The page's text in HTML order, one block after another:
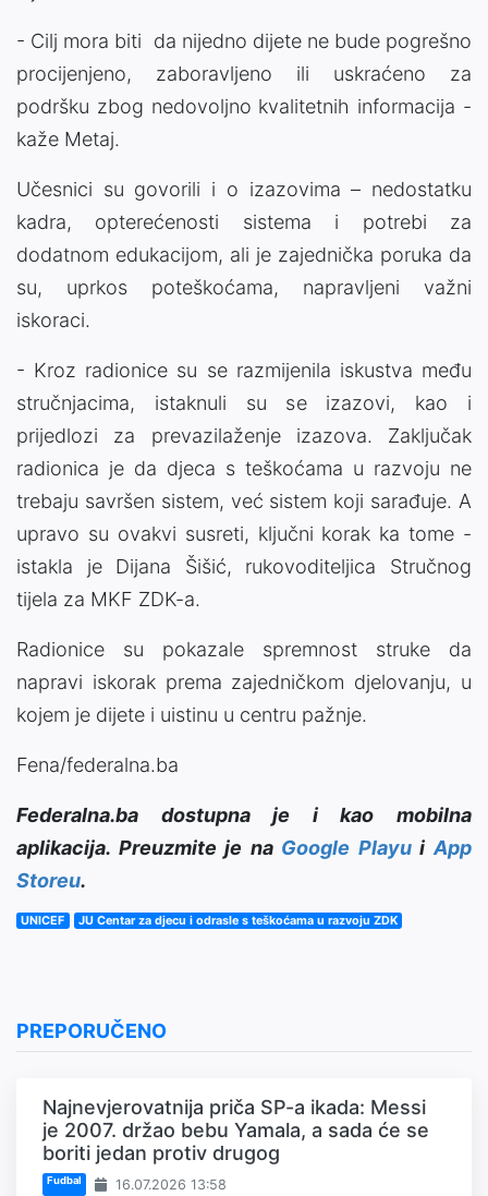
- Cilj mora biti da nijedno dijete ne bude pogrešno
procijenjeno, zaboravljeno ili uskraćeno za
podršku zbog nedovoljno kvalitetnih informacija -
kaže Metaj.
Učesnici su govorili i o izazovima – nedostatku
kadra, opterećenosti sistema i potrebi za
dodatnom edukacijom, ali je zajednička poruka da
su, uprkos poteškoćama, napravljeni važni
iskoraci.
- Kroz radionice su se razmijenila iskustva među
stručnjacima, istaknuli su se izazovi, kao i
prijedlozi za prevazilaženje izazova. Zaključak
radionica je da djeca s teškoćama u razvoju ne
trebaju savršen sistem, već sistem koji sarađuje. A
upravo su ovakvi susreti, ključni korak ka tome -
istakla je Dijana Šišić, rukovoditeljica Stručnog
tijela za MKF ZDK-a.
Radionice su pokazale spremnost struke da
napravi iskorak prema zajedničkom djelovanju, u
kojem je dijete i uistinu u centru pažnje.
Fena/federalna.ba
Federalna.ba dostupna je i kao mobilna
aplikacija. Preuzmite je na Google PlayuiApp
Storeu.
UNICEF JU Centar za djecu i odrasle s teškoćama u razvoju ZDK
PREPORUČENO
Najnevjerovatnija priča SP-a ikada: Messi
je 2007. držao bebu Yamala, a sada će se
boriti jedan protiv drugog
Fudbal 16.07.2026 13:58